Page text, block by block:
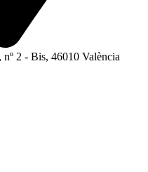
2 - Bis, 46010 València